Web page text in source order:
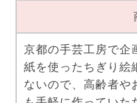
京都の手芸工房で企
紙を使ったちぎり絵
ないので、高齢者や